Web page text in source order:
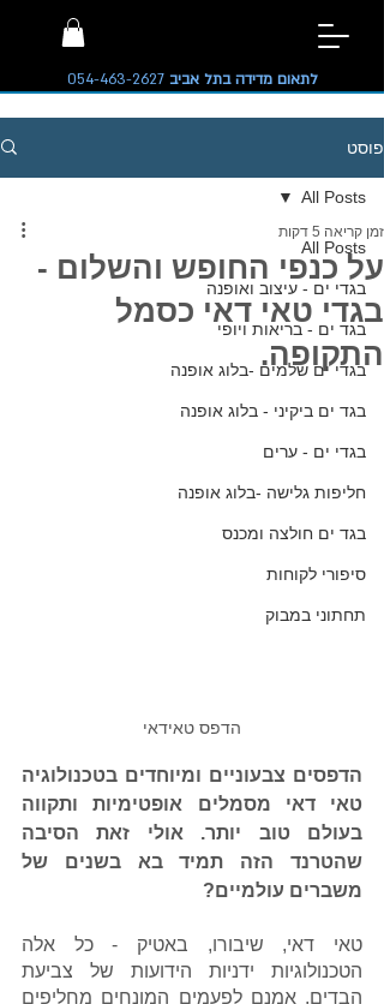
לתאום מדידה בתל אביב054-463-2627
פוסט
All Posts
בגדי ים - עיצוב ואופנה
בגד ים - בריאות ויופי
בגדי ים שלמים -בלוג אופנה
בגד ים ביקיני - בלוג אופנה
בגדי ים - ערים
חליפות גלישה -בלוג אופנה
בגד ים חולצה ומכנס
סיפורי לקוחות
תחתוני במבוק
All Posts
על כנפי החופש והשלום -
בגדי טאי דאי כסמל
התקופה.
זמן קריאה 5 דקות
הדפס טאידאי
משברים עולמיים?
טאי דאי, שיבורו,